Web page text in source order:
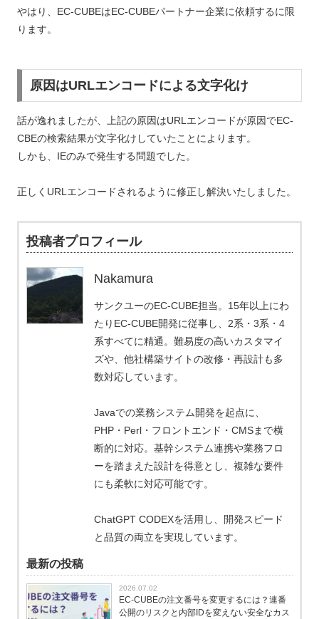
やはり、EC-CUBEはEC-CUBEパートナー企業に依頼するに限
ります。
原因はURLエンコードによる文字化け
話が逸れましたが、上記の原因はURLエンコードが原因でEC-
CBEの検索結果が文字化けしていたことによります。
しかも、IEのみで発生する問題でした。
正しくURLエンコードされるように修正し解決いたしました。
投稿者プロフィール
Nakamura
サンクユーのEC-CUBE担当。15年以上にわ
たりEC-CUBE開発に従事し、2系・3系・4
系すべてに精通。難易度の高いカスタマイ
ズや、他社構築サイトの改修・再設計も多
数対応しています。
Javaでの業務システム開発を起点に、
PHP・Perl・フロントエンド・CMSまで横
断的に対応。基幹システム連携や業務フロ
ーを踏まえた設計を得意とし、複雑な要件
にも柔軟に対応可能です。
ChatGPT CODEXを活用し、開発スピード
と品質の両立を実現しています。
最新の投稿
2026.07.02
EC-CUBEの注文番号を変更するには？連番
公開のリスクと内部IDを変えない安全なカス